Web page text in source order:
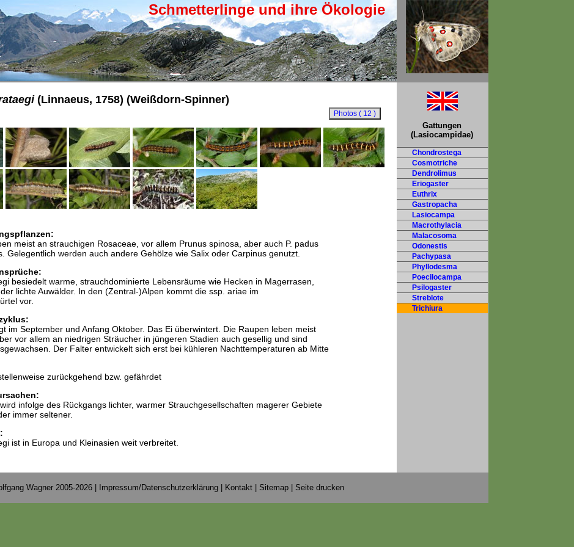
Schmetterlinge und ihre Ökologie
(Linnaeus, 1758) (Weißdorn-Spinner)
meist an strauchigen Rosaceae, vor allem Prunus spinosa, aber auch P. padus
Gelegentlich werden auch andere Gehölze wie Salix oder Carpinus genutzt.
besiedelt warme, strauchdominierte Lebensräume wie Hecken in Magerrasen,
lichte Auwälder. In den (Zentral-)Alpen kommt die ssp. ariae im
vor.
im September und Anfang Oktober. Das Ei überwintert. Die Raupen leben meist
vor allem an niedrigen Sträucher in jüngeren Stadien auch gesellig und sind
Der Falter entwickelt sich erst bei kühleren Nachttemperaturen ab Mitte
zurückgehend bzw. gefährdet
infolge des Rückgangs lichter, warmer Strauchgesellschaften magerer Gebiete
immer seltener.
ist in Europa und Kleinasien weit verbreitet.
Gattungen
(Lasiocampidae)
Chondrostega
Cosmotriche
Dendrolimus
Eriogaster
Euthrix
Gastropacha
Lasiocampa
Macrothylacia
Malacosoma
Odonestis
Pachypasa
Phyllodesma
Poecilocampa
Psilogaster
Streblote
Trichiura
Wagner 2005-2026 | Impressum/Datenschutzerklärung Kontakt Sitemap Seite drucken